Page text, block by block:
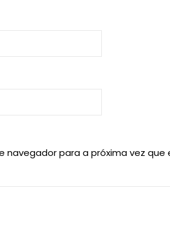
navegador para a próxima vez que